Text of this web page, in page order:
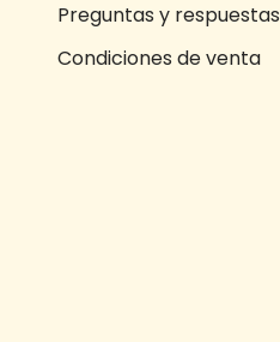
Preguntas y respuestas
Condiciones de venta